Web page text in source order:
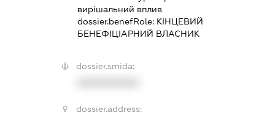
вирішальний вплив
dossier.benefRole: КІНЦЕВИЙ
БЕНЕФІЦІАРНИЙ ВЛАСНИК
dossier.smida:
dossier.address: